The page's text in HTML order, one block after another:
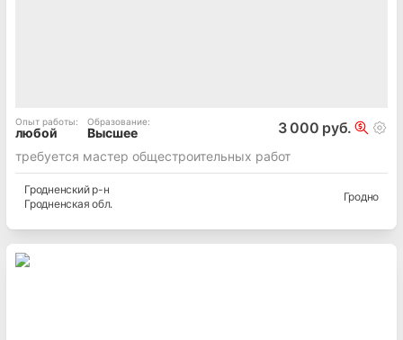
Опыт работы:
любой
Образование:
Высшее 3 000 руб.
требуется мастер общестроительных работ
Гродненскийр-н
Гродненская обл.
Гродно